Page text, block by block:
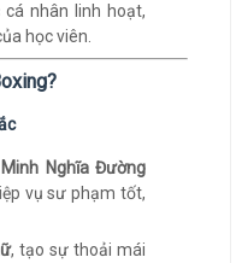
nhân linh hoạt,
học viên.
Minh Nghĩa Đường
vụ sư phạm tốt,
, tạo sự thoải mái